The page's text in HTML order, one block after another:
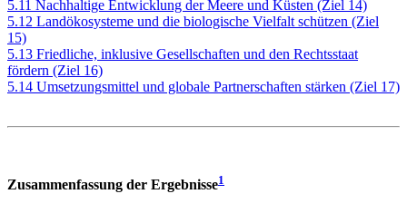
5.11 Nachhaltige Entwicklung der Meere und Küsten (Ziel 14)
5.12 Landökosysteme und die biologische Vielfalt schützen (Ziel
15)
5.13 Friedliche, inklusive Gesellschaften und den Rechtsstaat
fördern (Ziel 16)
5.14 Umsetzungsmittel und globale Partnerschaften stärken (Ziel 17)
Zusammenfassung der Ergebnisse1